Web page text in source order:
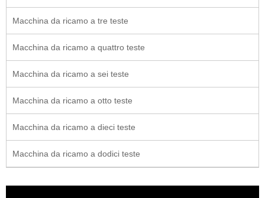
Macchina da ricamo a tre teste
Macchina da ricamo a quattro teste
Macchina da ricamo a sei teste
Macchina da ricamo a otto teste
Macchina da ricamo a dieci teste
Macchina da ricamo a dodici teste